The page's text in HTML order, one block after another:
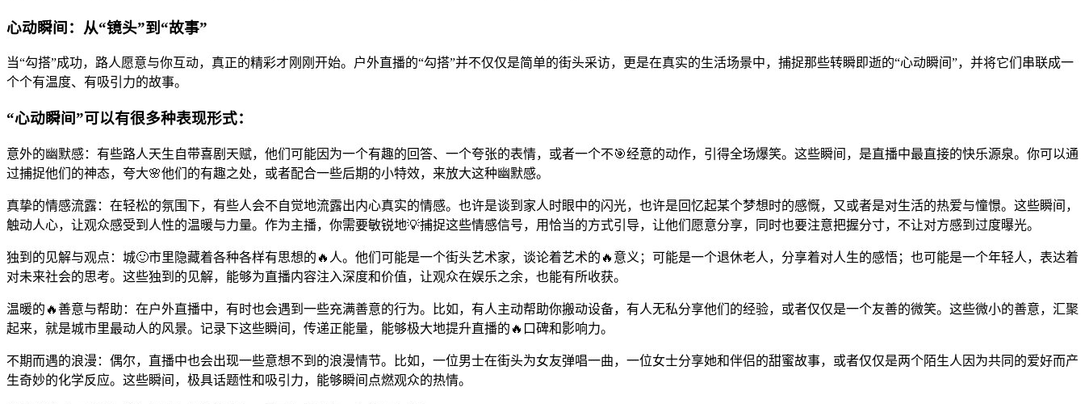
心动瞬间：从“镜头”到“故事”
当“勾搭”成功，路人愿意与你互动，真正的精彩才刚刚开始。户外直播的“勾搭”并不仅仅是简单的街头采访，更是在真实的生活场景中，捕捉那些转瞬即逝的“心动瞬间”，并将它们串联成一
个个有温度、有吸引力的故事。
“心动瞬间”可以有很多种表现形式：
意外的幽默感：有些路人天生自带喜剧天赋，他们可能因为一个有趣的回答、一个夸张的表情，或者一个不🎯经意的动作，引得全场爆笑。这些瞬间，是直播中最直接的快乐源泉。你可以通
过捕捉他们的神态，夸大🌸他们的有趣之处，或者配合一些后期的小特效，来放大这种幽默感。
真挚的情感流露：在轻松的氛围下，有些人会不自觉地流露出内心真实的情感。也许是谈到家人时眼中的闪光，也许是回忆起某个梦想时的感慨，又或者是对生活的热爱与憧憬。这些瞬间，
触动人心，让观众感受到人性的温暖与力量。作为主播，你需要敏锐地💡捕捉这些情感信号，用恰当的方式引导，让他们愿意分享，同时也要注意把握分寸，不让对方感到过度曝光。
独到的见解与观点：城🙂市里隐藏着各种各样有思想的🔥人。他们可能是一个街头艺术家，谈论着艺术的🔥意义；可能是一个退休老人，分享着对人生的感悟；也可能是一个年轻人，表达着
对未来社会的思考。这些独到的见解，能够为直播内容注入深度和价值，让观众在娱乐之余，也能有所收获。
温暖的🔥善意与帮助：在户外直播中，有时也会遇到一些充满善意的行为。比如，有人主动帮助你搬动设备，有人无私分享他们的经验，或者仅仅是一个友善的微笑。这些微小的善意，汇聚
起来，就是城市里最动人的风景。记录下这些瞬间，传递正能量，能够极大地提升直播的🔥口碑和影响力。
不期而遇的浪漫：偶尔，直播中也会出现一些意想不到的浪漫情节。比如，一位男士在街头为女友弹唱一曲，一位女士分享她和伴侣的甜蜜故事，或者仅仅是两个陌生人因为共同的爱好而产
生奇妙的化学反应。这些瞬间，极具话题性和吸引力，能够瞬间点燃观众的热情。